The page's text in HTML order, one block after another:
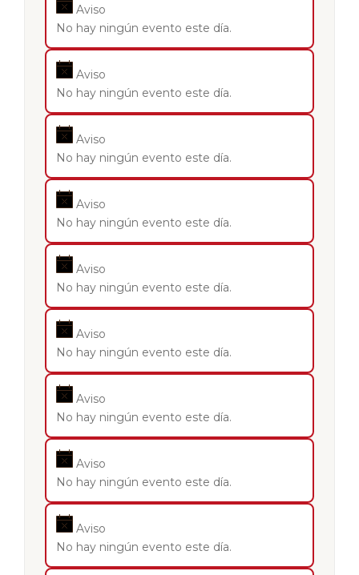
Aviso
No hay ningún evento este día.
Aviso
No hay ningún evento este día.
Aviso
No hay ningún evento este día.
Aviso
No hay ningún evento este día.
Aviso
No hay ningún evento este día.
Aviso
No hay ningún evento este día.
Aviso
No hay ningún evento este día.
Aviso
No hay ningún evento este día.
Aviso
No hay ningún evento este día.